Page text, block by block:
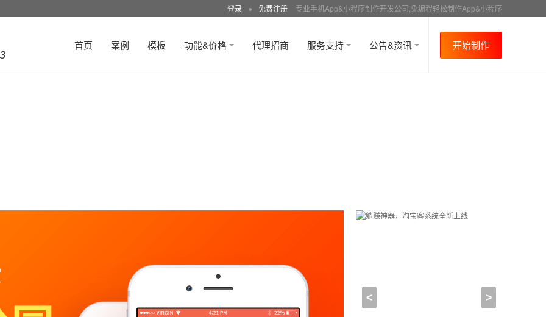
登录 ● 免费注册 专业手机App&小程序制作开发公司,免编程轻松制作App&小程序
首页 案例 模板 功能&价格 代理招商 服务支持 公告&资讯 开始制作
2020-11-23 14:45:00
< >